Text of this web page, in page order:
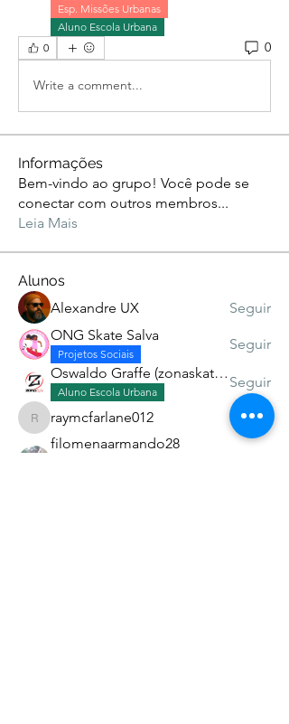
Esp. Missões Urbanas
Aluno Escola Urbana
0
0
Write a comment...
Informações
Bem-vindo ao grupo! Você pode se
conectar com outros membros...
Leia Mais
Alunos
Alexandre UX
Seguir
ONG Skate Salva
Projetos Sociais
Seguir
Oswaldo Graffe (zonaskatev)
Aluno Escola Urbana
Seguir
raymcfarlane012
raymcfarlane012
Seguir
filomenaarmando28